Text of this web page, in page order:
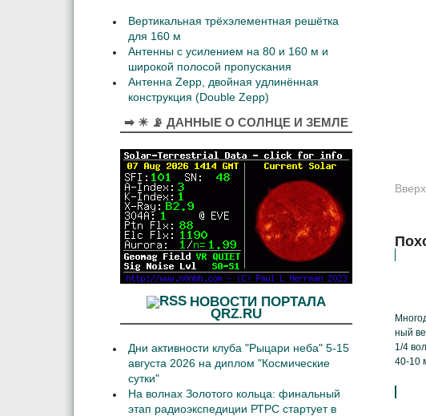
Вверх
ный
1/4
40-10
Вертикальная трёхэлементная решётка
для 160 м
Антенны с усилением на 80 и 160 м и
широкой полосой пропускания
Антенна Zepp, двойная удлинённая
конструкция (Double Zepp)
➡ ☀ 📡 ДАННЫЕ О СОЛНЦЕ И ЗЕМЛЕ
НОВОСТИ ПОРТАЛА
QRZ.RU
Дни активности клуба "Рыцари неба" 5-15
августа 2026 на диплом "Космические
сутки"
На волнах Золотого кольца: финальный
этап радиоэкспедиции РТРС стартует в